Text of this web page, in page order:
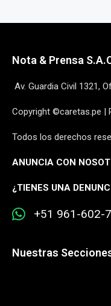
Nota & Prensa
Av. Guardia Civil 1321,
Copyright ©caretas.pe |
Todos los derechos
ANUNCIA CON
¿TIENES UNA
+51 961-602-
Nuestras